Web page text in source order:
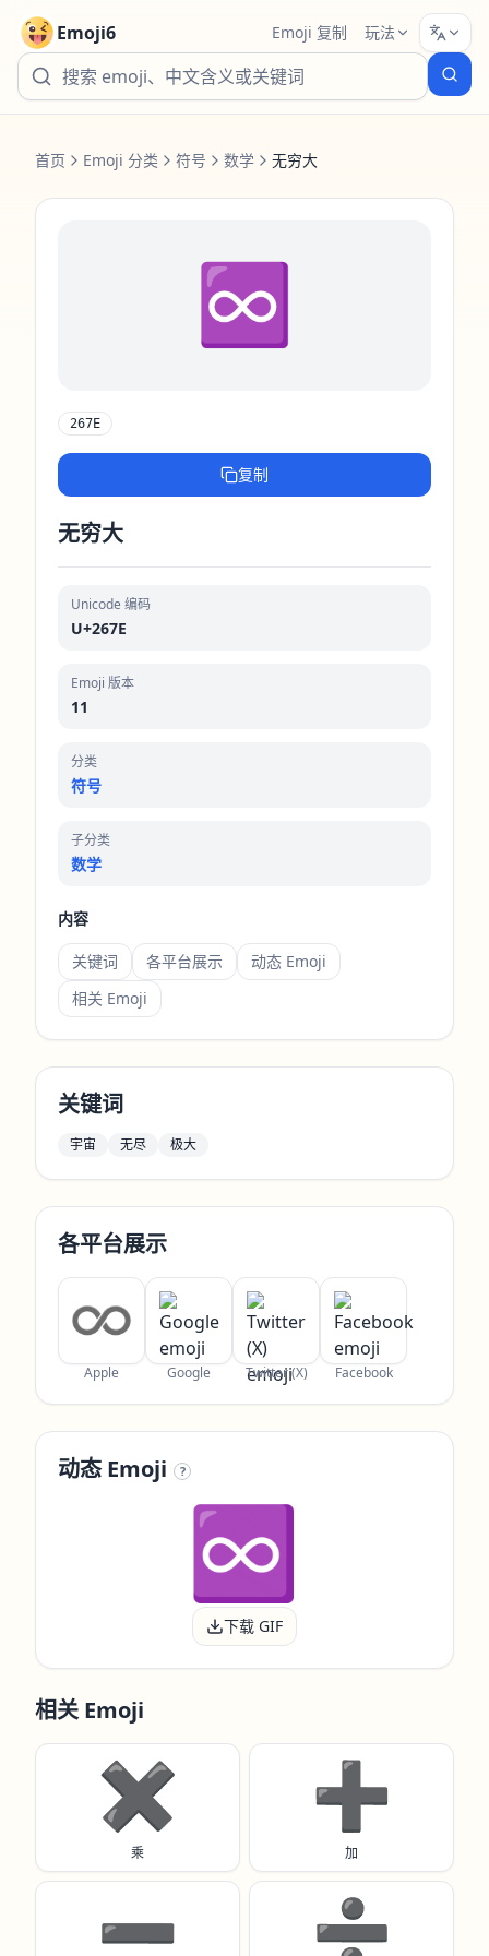
Emoji6 Emoji 复制 玩法
首页 Emoji 分类 符号 数学 无穷大
♾️
267E
复制
无穷大
Unicode 编码
U+267E
Emoji 版本
11
分类
符号
子分类
数学
内容
关键词 各平台展示
动态 Emoji
相关 Emoji
关键词
宇宙 无尽 极大
各平台展示
Apple Google Twitter (X) Facebook
动态 Emoji ?
下载 GIF
相关 Emoji
✖️
乘
➕️
加
➖️ ➗️